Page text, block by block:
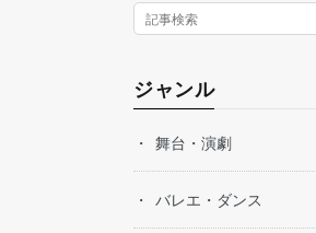
ジャンル
舞台・演劇
バレエ・ダンス